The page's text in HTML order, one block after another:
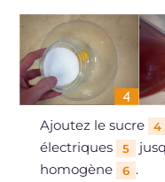
Ajoutez le sucre 4
électriques
5
homogène
6 .